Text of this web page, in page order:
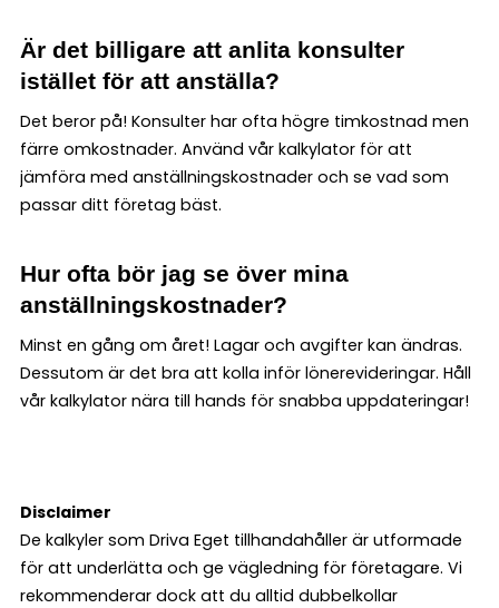
Är det billigare att anlita konsulter
istället för att anställa?
Det beror på! Konsulter har ofta högre timkostnad men
färre omkostnader. Använd vår kalkylator för att
jämföra med anställningskostnader och se vad som
passar ditt företag bäst.
Hur ofta bör jag se över mina
anställningskostnader?
Minst en gång om året! Lagar och avgifter kan ändras.
Dessutom är det bra att kolla inför lönerevideringar. Håll
vår kalkylator nära till hands för snabba uppdateringar!
Disclaimer
De kalkyler som Driva Eget tillhandahåller är utformade
för att underlätta och ge vägledning för företagare. Vi
rekommenderar dock att du alltid dubbelkollar